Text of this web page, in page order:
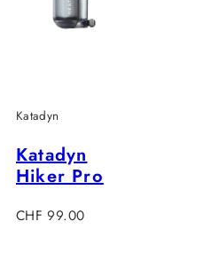
Katadyn
Katadyn
Hiker Pro
Regulärer
CHF 99.00